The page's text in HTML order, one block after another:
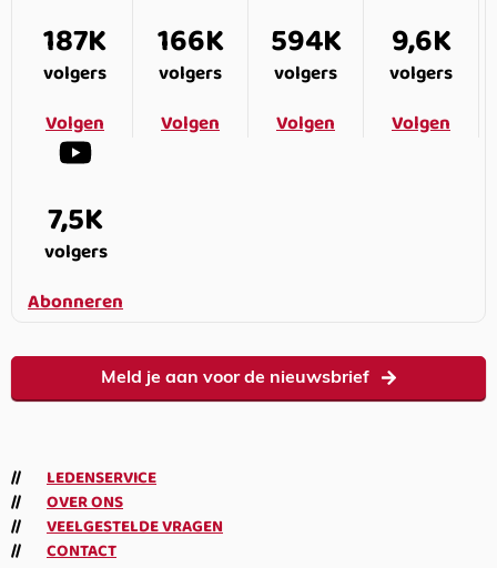
187K
volgers
Volgen
166K
volgers
Volgen
594K
volgers
Volgen
9,6K
volgers
Volgen
7,5K
volgers
Abonneren
Meld je aan voor de nieuwsbrief
LEDENSERVICE
OVER ONS
VEELGESTELDE VRAGEN
CONTACT